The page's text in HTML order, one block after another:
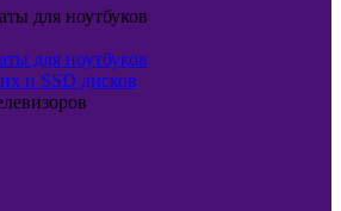
для ноутбуков
для ноутбуков
и SSD дисков